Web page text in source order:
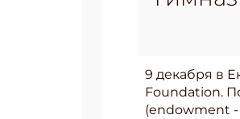
9 декабря в
Foundation.
(endowment